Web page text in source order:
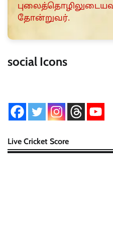
தோன்றுவர்.
social Icons
Live Cricket Score